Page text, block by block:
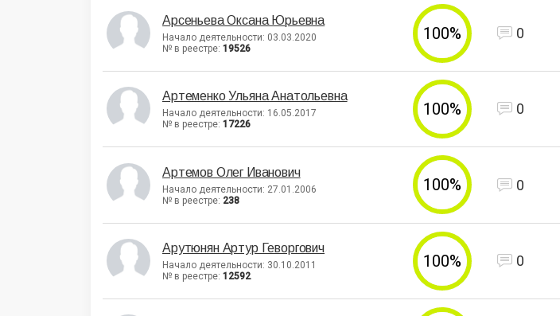
Арсеньева Оксана Юрьевна
Начало деятельности: 03.03.2020
№ в реестре: 19526
100% 0
Артеменко Ульяна Анатольевна
Начало деятельности: 16.05.2017
№ в реестре: 17226
100% 0
Артемов Олег Иванович
Начало деятельности: 27.01.2006
№ в реестре: 238
100% 0
Арутюнян Артур Геворгович
Начало деятельности: 30.10.2011
№ в реестре: 12592
100% 0